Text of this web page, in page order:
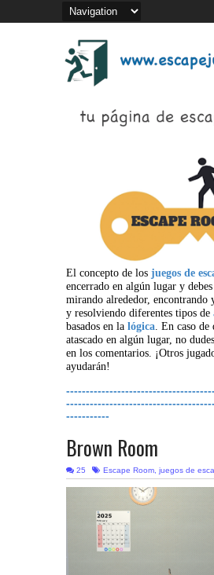
El concepto de los juegos de
encerrado en algún lugar y
mirando alrededor, encontrando
y resolviendo diferentes tipos de
basados en la lógica. En caso de
atascado en algún lugar, no
en los comentarios. ¡Otros
ayudarán!
-----------
Brown Room
25 Escape Room, juegos de